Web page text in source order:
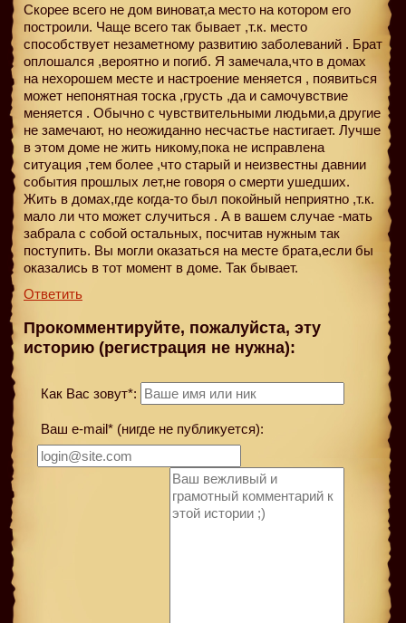
Скорее всего не дом виноват,а место на котором его
построили. Чаще всего так бывает ,т.к. место
способствует незаметному развитию заболеваний . Брат
оплошался ,вероятно и погиб. Я замечала,что в домах
на нехорошем месте и настроение меняется , появиться
может непонятная тоска ,грусть ,да и самочувствие
меняется . Обычно с чувствительными людьми,а другие
не замечают, но неожиданно несчастье настигает. Лучше
в этом доме не жить никому,пока не исправлена
ситуация ,тем более ,что старый и неизвестны давнии
события прошлых лет,не говоря о смерти ушедших.
Жить в домах,где когда-то был покойный неприятно ,т.к.
мало ли что может случиться . А в вашем случае -мать
забрала с собой остальных, посчитав нужным так
поступить. Вы могли оказаться на месте брата,если бы
оказались в тот момент в доме. Так бывает.
Ответить
Прокомментируйте, пожалуйста, эту
историю (регистрация не нужна):
Как Вас зовут*:
Ваш e-mail* (нигде не публикуется):